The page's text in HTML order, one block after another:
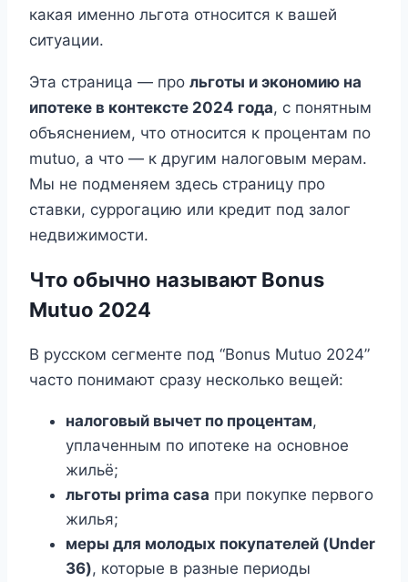
какая именно льгота относится к вашей
ситуации.
Эта страница — про льготы и экономию на
ипотеке в контексте 2024 года, с понятным
объяснением, что относится к процентам по
mutuo, а что — к другим налоговым мерам.
Мы не подменяем здесь страницу про
ставки, суррогацию или кредит под залог
недвижимости.
Что обычно называют Bonus
Mutuo 2024
В русском сегменте под “Bonus Mutuo 2024”
часто понимают сразу несколько вещей:
налоговый вычет по процентам,
уплаченным по ипотеке на основное
жильё;
льготы prima casa при покупке первого
жилья;
меры для молодых покупателей (Under
36), которые в разные периоды